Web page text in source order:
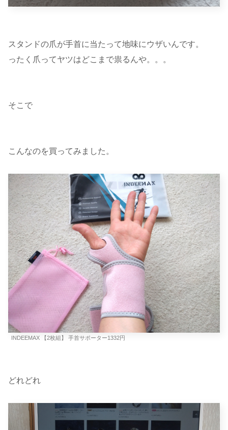
スタンドの爪が手首に当たって地味にウザいんです。
ったく爪ってヤツはどこまで祟るんや。。。
そこで
こんなのを買ってみました。
INDEEMAX 【2枚組】 手首サポーター1332円
どれどれ